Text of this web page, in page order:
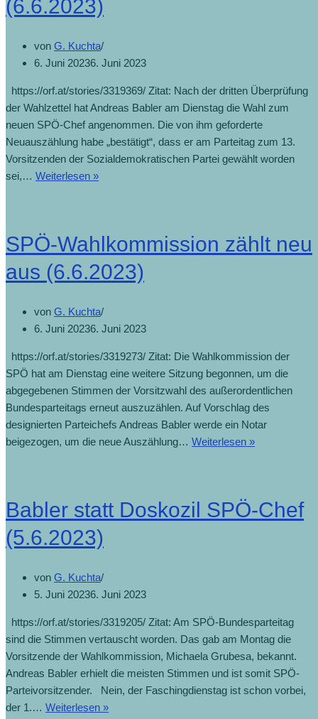
(6.6.2023)
von G. Kuchta
6. Juni 20236. Juni 2023
https://orf.at/stories/3319369/ Zitat: Nach der dritten Überprüfung
der Wahlzettel hat Andreas Babler am Dienstag die Wahl zum
neuen SPÖ-Chef angenommen. Die von ihm geforderte
Neuauszählung habe „bestätigt“, dass er am Parteitag zum 13.
Vorsitzenden der Sozialdemokratischen Partei gewählt worden
sei,… Weiterlesen »
SPÖ-Wahlkommission zählt neu
aus (6.6.2023)
von G. Kuchta
6. Juni 20236. Juni 2023
https://orf.at/stories/3319273/ Zitat: Die Wahlkommission der
SPÖ hat am Dienstag eine weitere Sitzung begonnen, um die
abgegebenen Stimmen der Vorsitzwahl des außerordentlichen
Bundesparteitags erneut auszuzählen. Auf Vorschlag des
designierten Parteichefs Andreas Babler werde ein Notar
beigezogen, um die neue Auszählung… Weiterlesen »
Babler statt Doskozil SPÖ-Chef
(5.6.2023)
von G. Kuchta
5. Juni 20236. Juni 2023
https://orf.at/stories/3319205/ Zitat: Am SPÖ-Bundesparteitag
sind die Stimmen vertauscht worden. Das gab am Montag die
Vorsitzende der Wahlkommission, Michaela Grubesa, bekannt.
Andreas Babler erhielt die meisten Stimmen und ist somit SPÖ-
Parteivorsitzender. Nein, der Faschingdienstag ist schon vorbei,
der 1.… Weiterlesen »